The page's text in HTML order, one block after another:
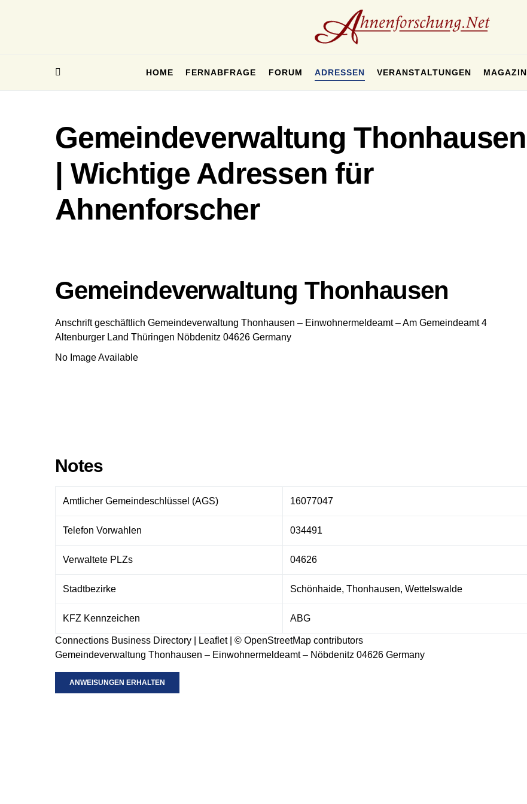
HOME FERNABFRAGE FORUM ADRESSEN VERANSTALTUNGEN MAGAZIN
Gemeindeverwaltung Thonhausen
| Wichtige Adressen für
Ahnenforscher
Gemeindeverwaltung Thonhausen
Anschrift geschäftlich Gemeindeverwaltung Thonhausen – Einwohnermeldeamt –Am Gemeindeamt 4
Altenburger Land Thüringen Nöbdenitz 04626 Germany
No Image Available
Notes
Amtlicher Gemeindeschlüssel (AGS) 16077047
Telefon Vorwahlen 034491
Verwaltete PLZs 04626
Stadtbezirke Schönhaide, Thonhausen, Wettelswalde
KFZ Kennzeichen ABG
Connections Business Directory Leaflet| © OpenStreetMap contributors
Gemeindeverwaltung Thonhausen – Einwohnermeldeamt – Nöbdenitz 04626 Germany
ANWEISUNGEN ERHALTEN